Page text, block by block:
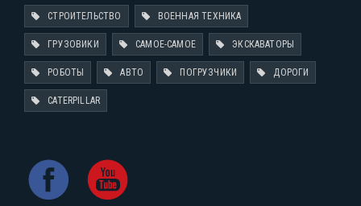
СТРОИТЕЛЬСТВО ВОЕННАЯ ТЕХНИКА
ГРУЗОВИКИ САМОЕ-САМОЕ ЭКСКАВАТОРЫ
РОБОТЫ АВТО ПОГРУЗЧИКИ ДОРОГИ
CATERPILLAR